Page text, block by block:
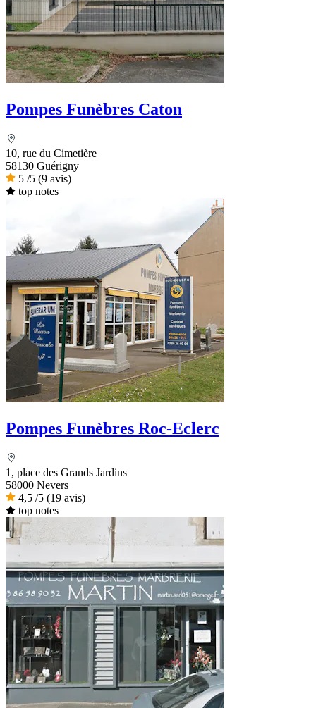
Pompes Funèbres Caton
10, rue du Cimetière
58130 Guérigny
5 /5 (9 avis)
top notes
Pompes Funèbres Roc-Eclerc
1, place des Grands Jardins
58000 Nevers
4,5 /5 (19 avis)
top notes